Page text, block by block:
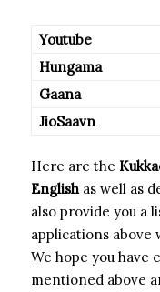
Youtube
Hungama
Gaana
JioSaavn
Here are the
English as well as
also provide you a
applications above
We hope you have
mentioned above